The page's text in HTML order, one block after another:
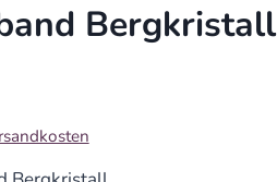
Bergkristall